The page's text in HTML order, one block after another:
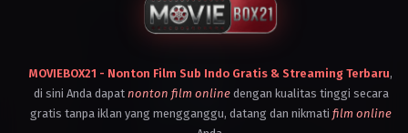
MOVIEBOX21 - Nonton Film Sub Indo Gratis & Streaming Terbaru,
di sini Anda dapat nonton film onlinedengan kualitas tinggi secara
gratis tanpa iklan yang mengganggu, datang dan nikmati film online